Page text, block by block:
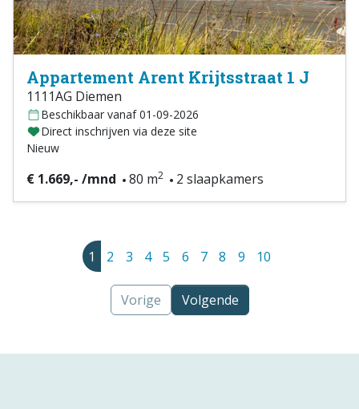
Appartement Arent Krijtsstraat 1 J
1111AG Diemen
Beschikbaar vanaf 01-09-2026
Direct inschrijven via deze site
Nieuw
€ 1.669,- /mnd 80 m2 2 slaapkamers
1 2 3 4 5 6 7 8 9 10
Vorige Volgende